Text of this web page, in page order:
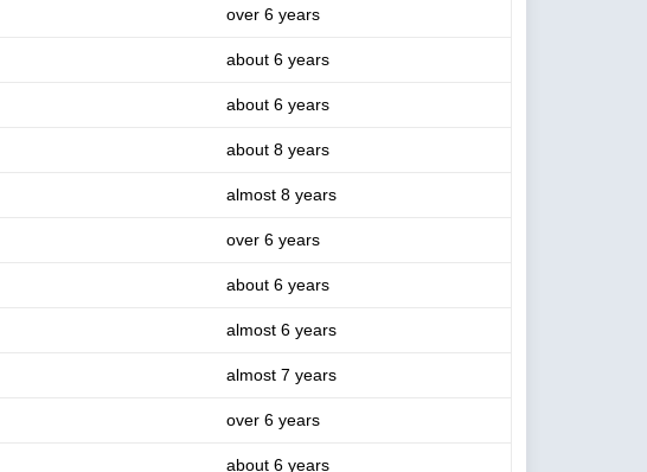
over 6 years
about 6 years
about 6 years
about 8 years
almost 8 years
over 6 years
about 6 years
almost 6 years
almost 7 years
over 6 years
about 6 years